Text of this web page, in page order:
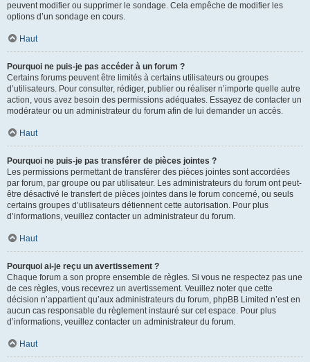
peuvent modifier ou supprimer le sondage. Cela empêche de modifier les
options d’un sondage en cours.
Haut
Pourquoi ne puis-je pas accéder à un forum ?
Certains forums peuvent être limités à certains utilisateurs ou groupes
d’utilisateurs. Pour consulter, rédiger, publier ou réaliser n’importe quelle autre
action, vous avez besoin des permissions adéquates. Essayez de contacter un
modérateur ou un administrateur du forum afin de lui demander un accès.
Haut
Pourquoi ne puis-je pas transférer de pièces jointes ?
Les permissions permettant de transférer des pièces jointes sont accordées
par forum, par groupe ou par utilisateur. Les administrateurs du forum ont peut-
être désactivé le transfert de pièces jointes dans le forum concerné, ou seuls
certains groupes d’utilisateurs détiennent cette autorisation. Pour plus
d’informations, veuillez contacter un administrateur du forum.
Haut
Pourquoi ai-je reçu un avertissement ?
Chaque forum a son propre ensemble de règles. Si vous ne respectez pas une
de ces règles, vous recevrez un avertissement. Veuillez noter que cette
décision n’appartient qu’aux administrateurs du forum, phpBB Limited n’est en
aucun cas responsable du règlement instauré sur cet espace. Pour plus
d’informations, veuillez contacter un administrateur du forum.
Haut